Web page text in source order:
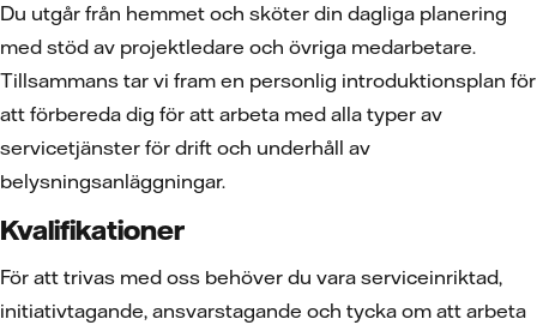
Du utgår från hemmet och sköter din dagliga planering
med stöd av projektledare och övriga medarbetare.
Tillsammans tar vi fram en personlig introduktionsplan för
att förbereda dig för att arbeta med alla typer av
servicetjänster för drift och underhåll av
belysningsanläggningar.
Kvalifikationer
För att trivas med oss behöver du vara serviceinriktad,
initiativtagande, ansvarstagande och tycka om att arbeta